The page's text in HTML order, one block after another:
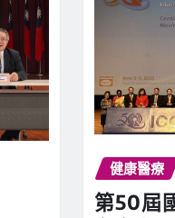
健康醫療
第50屆